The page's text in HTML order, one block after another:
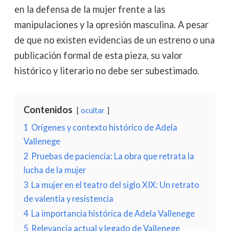
en la defensa de la mujer frente a las
manipulaciones y la opresión masculina. A pesar
de que no existen evidencias de un estreno o una
publicación formal de esta pieza, su valor
histórico y literario no debe ser subestimado.
Contenidos ocultar
1 Orígenes y contexto histórico de Adela
Vallenege
2 Pruebas de paciencia: La obra que retrata la
lucha de la mujer
3 La mujer en el teatro del siglo XIX: Un retrato
de valentía y resistencia
4 La importancia histórica de Adela Vallenege
5 Relevancia actual y legado de Vallenege